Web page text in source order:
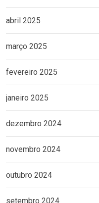
abril 2025
março 2025
fevereiro 2025
janeiro 2025
dezembro 2024
novembro 2024
outubro 2024
setembro 2024